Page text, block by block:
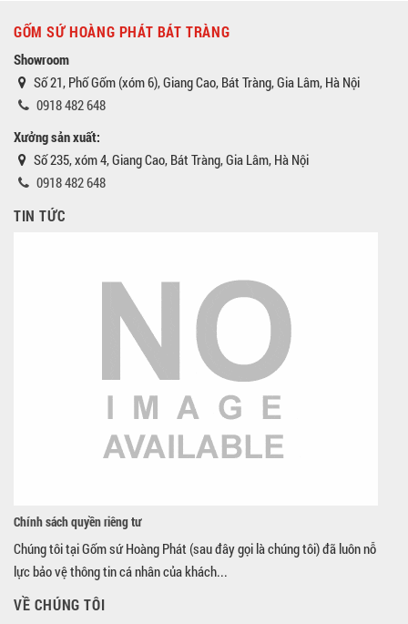
GỐM SỨ HOÀNG PHÁT BÁT TRÀNG
Showroom
Số 21, Phố Gốm (xóm 6), Giang Cao, Bát Tràng, Gia Lâm, Hà Nội
0918 482 648
Xưởng sản xuất:
Số 235, xóm 4, Giang Cao, Bát Tràng, Gia Lâm, Hà Nội
0918 482 648
TIN TỨC
Chính sách quyền riêng tư
Chúng tôi tại Gốm sứ Hoàng Phát (sau đây gọi là chúng tôi) đã luôn nỗ
lực bảo vệ thông tin cá nhân của khách...
VỀ CHÚNG TÔI